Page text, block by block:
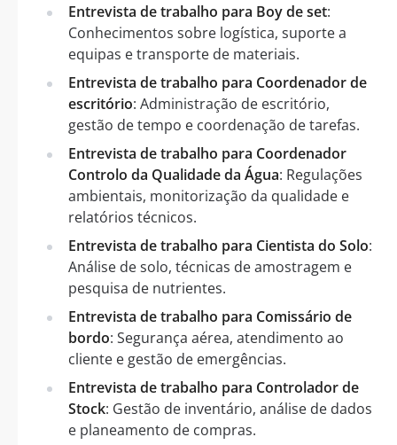
Entrevista de trabalho para Boy de set:
Conhecimentos sobre logística, suporte a
equipas e transporte de materiais.
Entrevista de trabalho para Coordenador de
escritório: Administração de escritório,
gestão de tempo e coordenação de tarefas.
Entrevista de trabalho para Coordenador
Controlo da Qualidade da Água: Regulações
ambientais, monitorização da qualidade e
relatórios técnicos.
Entrevista de trabalho para Cientista do Solo:
Análise de solo, técnicas de amostragem e
pesquisa de nutrientes.
Entrevista de trabalho para Comissário de
bordo: Segurança aérea, atendimento ao
cliente e gestão de emergências.
Entrevista de trabalho para Controlador de
Stock: Gestão de inventário, análise de dados
e planeamento de compras.